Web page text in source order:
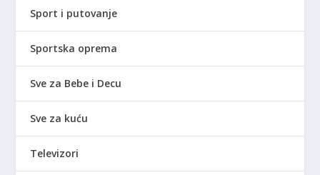
Sport i putovanje
Sportska oprema
Sve za Bebe i Decu
Sve za kuću
Televizori